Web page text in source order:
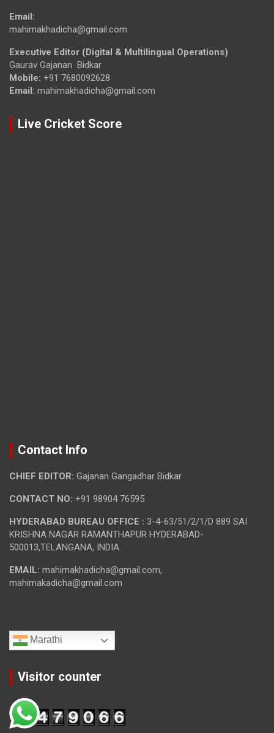
Email:
mahimakhadicha@gmail.com
Executive Editor (Digital & Multilingual Operations)
Gaurav Gajanan Bidkar
Mobile: +91 7680092628
Email: mahimakhadicha@gmail.com
Live Cricket Score
Contact Info
CHIEF EDITOR: Gajanan Gangadhar Bidkar
CONTACT NO: +91 98904 76595
HYDERABAD BUREAU OFFICE : 3-4-63/51/2/1/D 889 SAI
KRISHNA NAGAR RAMANTHAPUR HYDERABAD-
500013,TELANGANA, INDIA.
EMAIL: mahimakhadicha@gmail.com,
mahimakadicha@gmail.com
Marathi
Visitor counter